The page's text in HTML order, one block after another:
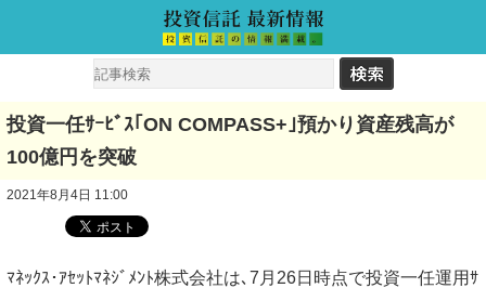
投資一任ｻｰﾋﾞｽ｢ON COMPASS+｣預かり資産残高が
100億円を突破
2021年8月4日 11:00
ﾏﾈｯｸｽ･ｱｾｯﾄﾏﾈｼﾞﾒﾝﾄ株式会社は､7月26日時点で投資一任運用ｻ